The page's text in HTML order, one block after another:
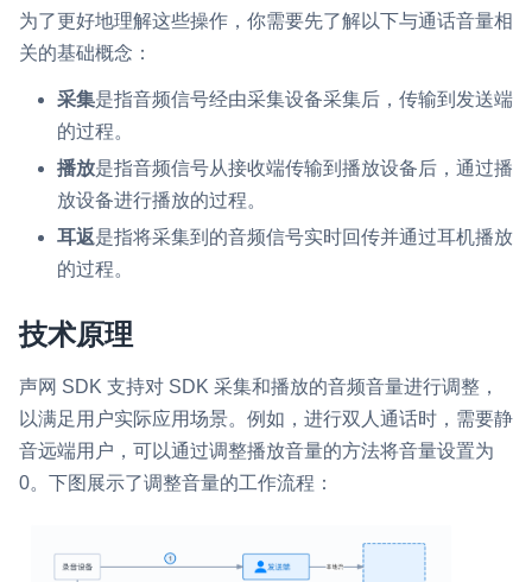
实时消息
一整套低延时、高并发、可扩展、高可靠的实时消息及状态同步
解决方案
即时通讯 IM
一整套高可靠、低时延、高并发、安全、全球化的即时聊天云服
务。
融合 CDN 直播
对接国内外多家 CDN 供应商，提供一个整体播放体验最佳的
为智能硬件提供优质的媒体流传输，实现人与人、人与物、物与
物的实时互动连接
实时互动扩展能力
小程序
Electron
Unity
Flutter
React Native
Unreal (C++)
React
RESTful
为了更好地理解这些操作，你需要先了解以下与通话音量相
关的基础概念：
采集是指音频信号经由采集设备采集后，传输到发送端
的过程。
播放是指音频信号从接收端传输到播放设备后，通过播
放设备进行播放的过程。
耳返是指将采集到的音频信号实时回传并通过耳机播放
的过程。
技术原理
声网 SDK 支持对 SDK 采集和播放的音频音量进行调整，
以满足用户实际应用场景。例如，进行双人通话时，需要静
音远端用户，可以通过调整播放音量的方法将音量设置为
0。下图展示了调整音量的工作流程：